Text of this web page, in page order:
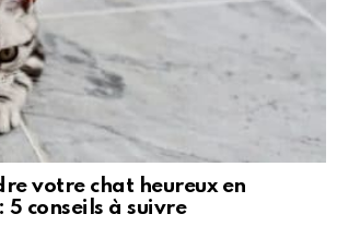
votre chat heureux en
conseils à suivre